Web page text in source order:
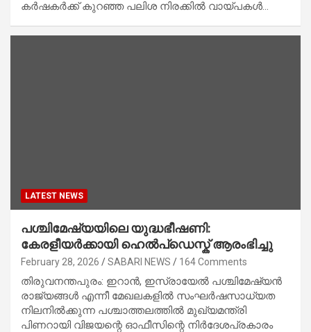
കർഷകർക്ക് കുറഞ്ഞ പലിശ നിരക്കിൽ വായ്പകൾ…
LATEST NEWS
പശ്ചിമേഷ്യയിലെ യുദ്ധഭീഷണി:
കേരളീയർക്കായി ഹെൽപ്ഡെസ്ക് ആരംഭിച്ചു
February 28, 2026 SABARI NEWS 164 Comments
തിരുവനന്തപുരം: ഇറാന്‍, ഇസ്രായേല്‍ പശ്ചിമേഷ്യന്‍
രാജ്യങ്ങള്‍ എന്നീ മേഖലകളില്‍ സംഘര്‍ഷസാധ്യത
നിലനില്‍ക്കുന്ന പശ്ചാത്തലത്തില്‍ മുഖ്യമന്ത്രി
പിണറായി വിജയന്റെ ഓഫീസിന്റെ നിര്‍ദേശപ്രകാരം